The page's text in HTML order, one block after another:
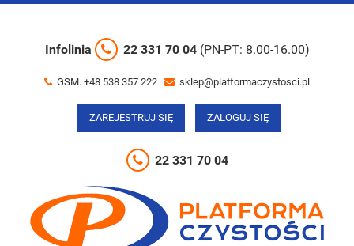
Infolinia 22 331 70 04 (PN-PT: 8.00-16.00)
GSM. +48 538 357 222 sklep@platformaczystosci.pl
ZAREJESTRUJ SIĘ ZALOGUJ SIĘ
22 331 70 04